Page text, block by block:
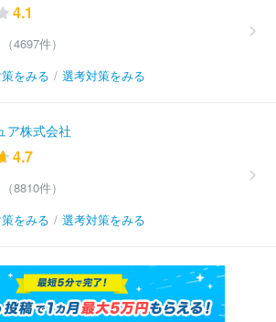
4.1
（4697件）
をみる / 選考対策をみる
ア株式会社
4.7
（8810件）
をみる / 選考対策をみる